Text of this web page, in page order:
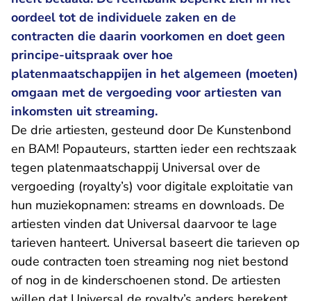
oordeel tot de individuele zaken en de
contracten die daarin voorkomen en doet geen
principe-uitspraak over hoe
platenmaatschappijen in het algemeen (moeten)
omgaan met de vergoeding voor artiesten van
inkomsten uit streaming.
De drie artiesten, gesteund door De Kunstenbond
en BAM! Popauteurs, startten ieder een rechtszaak
tegen platenmaatschappij Universal over de
vergoeding (royalty’s) voor digitale exploitatie van
hun muziekopnamen: streams en downloads. De
artiesten vinden dat Universal daarvoor te lage
tarieven hanteert. Universal baseert die tarieven op
oude contracten toen streaming nog niet bestond
of nog in de kinderschoenen stond. De artiesten